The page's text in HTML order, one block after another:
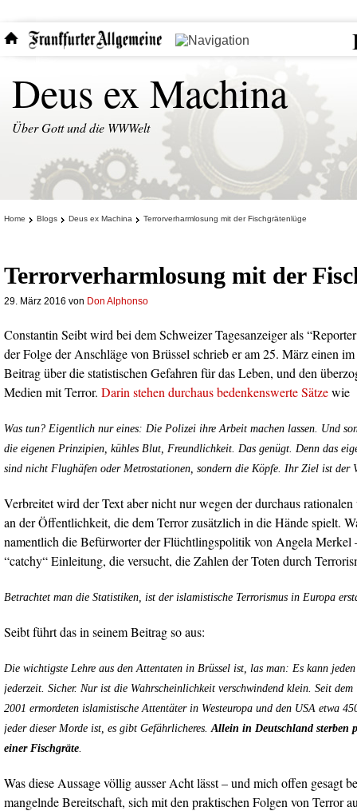
Deus ex Machina
Über Gott und die WWWelt
Home Blogs Deus ex Machina Terrorverharmlosung mit der Fischgrätenlüge
Terrorverharmlosung mit der
29. März 2016 von Don Alphonso
Constantin Seibt wird bei dem Schweizer Tagesanzeiger als
der Folge der Anschläge von Brüssel schrieb er am 25. März einen
Beitrag über die statistischen Gefahren für das Leben, und den
Medien mit Terror. Darin stehen durchaus bedenkenswerte Sätzewie
Was tun? Eigentlich nur eines: Die Polizei ihre Arbeit machen lassen. Und
die eigenen Prinzipien, kühles Blut, Freundlichkeit. Das genügt. Denn das
sind nicht Flughäfen oder Metrostationen, sondern die Köpfe. Ihr Ziel ist der
Verbreitet wird der Text aber nicht nur wegen der durchaus
an der Öffentlichkeit, die dem Terror zusätzlich in die Hände spielt.
namentlich die Befürworter der Flüchtlingspolitik von Angela Merkel
“catchy“ Einleitung, die versucht, die Zahlen der Toten durch
Betrachtet man die Statistiken, ist der islamistische Terrorismus in Europa
Seibt führt das in seinem Beitrag so aus:
Die wichtigste Lehre aus den Attentaten in Brüssel ist, las man: Es kann
jederzeit. Sicher. Nur ist die Wahrscheinlichkeit verschwindend klein. Seit
2001 ermordeten islamistische Attentäter in Westeuropa und den USA etwa
jeder dieser Morde ist, es gibt Gefährlicheres. Allein in Deutschland sterben
einer Fischgräte
Was diese Aussage völlig ausser Acht lässt – und mich offen gesagt
mangelnde Bereitschaft, sich mit den praktischen Folgen von Terror